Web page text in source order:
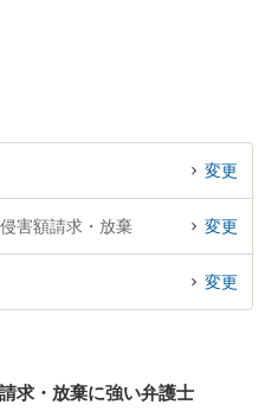
変更
害額請求・放棄 変更
変更
求・放棄に強い弁護士